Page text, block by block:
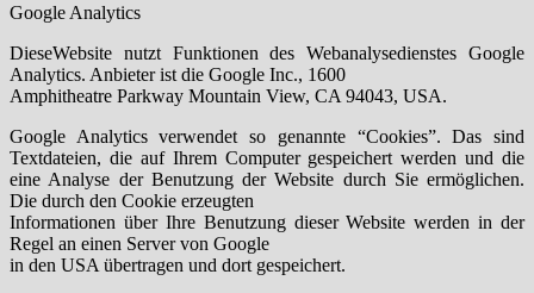
Google Analytics
DieseWebsite nutzt Funktionen des Webanalysedienstes Google
Analytics. Anbieter ist die Google Inc., 1600
Amphitheatre Parkway Mountain View, CA 94043, USA.
Google Analytics verwendet so genannte “Cookies”. Das sind
Textdateien, die auf Ihrem Computer gespeichert werden und die
eine Analyse der Benutzung der Website durch Sie ermöglichen.
Die durch den Cookie erzeugten
Informationen über Ihre Benutzung dieser Website werden in der
Regel an einen Server von Google
in den USA übertragen und dort gespeichert.